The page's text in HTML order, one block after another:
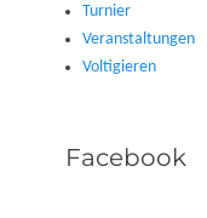
Turnier
Veranstaltungen
Voltigieren
Facebook